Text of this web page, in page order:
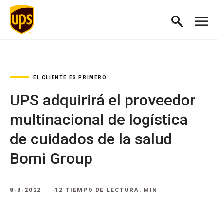
EL CLIENTE ES PRIMERO
UPS adquirirá el proveedor
multinacional de logística
de cuidados de la salud
Bomi Group
8-8-2022 12 TIEMPO DE LECTURA: MIN